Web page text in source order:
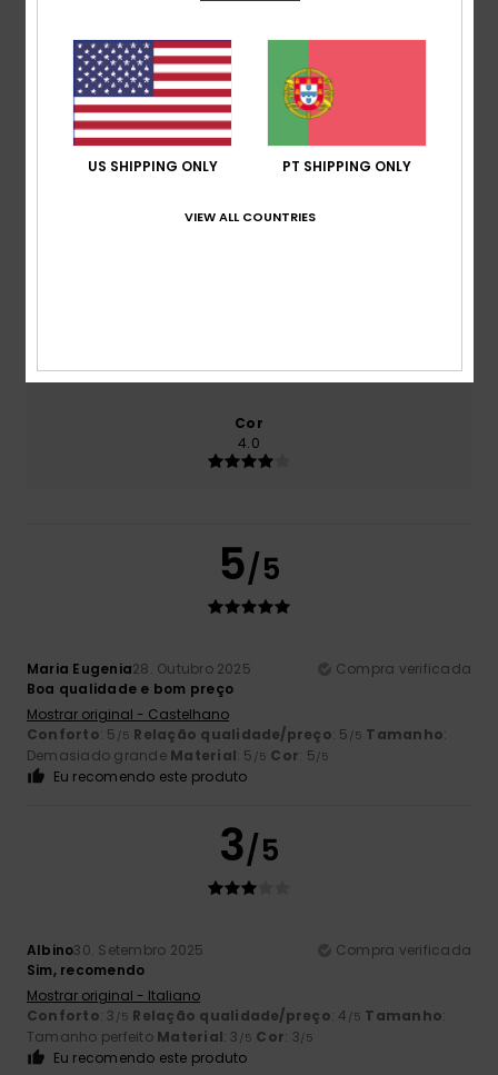
Setembro 2025
100% dos nossos clientes recomendam este
produto
Conforto
Cor
4.0
5/5
Maria Eugenia28. Outubro 2025
Compra verificada
Boa qualidade e bom preço
Mostrar original - Castelhano
Conforto: 5 /5 Relação qualidade/preço: 5 /5 Tamanho:
Demasiado grande Material: 5 /5 Cor: 5/5
Eu recomendo este produto
3/5
Albino30. Setembro 2025
Compra verificada
Sim, recomendo
Mostrar original - Italiano
Conforto: 3 /5 Relação qualidade/preço: 4 /5 Tamanho:
Tamanho perfeito Material: 3 /5 Cor: 3/5
Eu recomendo este produto
US SHIPPING ONLY PT SHIPPING ONLY
VIEW ALL COUNTRIES